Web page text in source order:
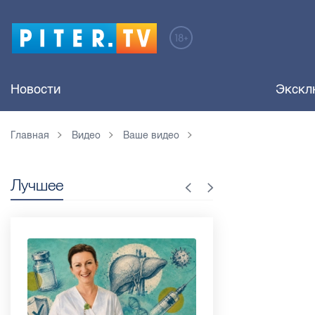
Новости
Главная Видео Ваше видео
Лучшее